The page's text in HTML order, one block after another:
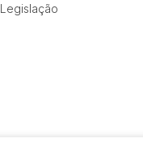
Legislação